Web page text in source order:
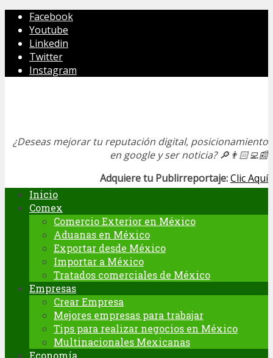
Facebook
Youtube
Linkedin
Twitter
Instagram
¿Deseas mejorar tu reputación digital, posicionamiento
en google y ser noticia?🔎👨🏻‍💻📰
Adquiere tu Publirreportaje:Clic Aquí
Inicio
Comex
Comercio Exterior en México
Aduanas en México
Exportar desde México
Importar a México
Tratados comerciales de México
Empresas
Crear Empresa
Mejores empresas para trabajar
Tips para realizar negocios en México
Multinacionales Mexicanas
Economía